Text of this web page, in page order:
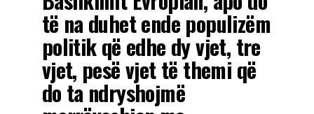
të na duhet ende populizëm
politik që edhe dy vjet, tre
vjet, pesë vjet të themi që
do ta ndryshojmë